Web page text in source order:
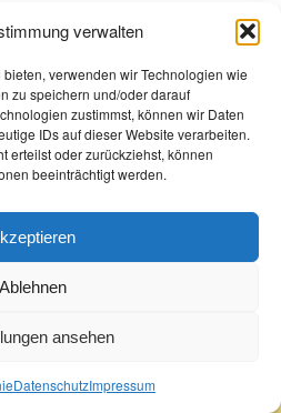
verwalten
verwenden wir Technologien wie
zu speichern und/oder darauf
zustimmst, können wir Daten
IDs auf dieser Website verarbeiten.
erteilst oder zurückziehst, können
beeinträchtigt werden.
Ablehnen
ansehen
DatenschutzImpressum
Greif